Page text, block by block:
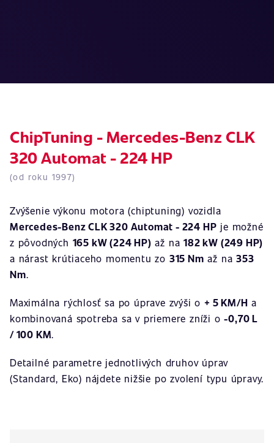
ChipTuning - Mercedes-Benz CLK
320 Automat - 224 HP
(od roku 1997)
Zvýšenie výkonu motora (chiptuning) vozidla
Mercedes-Benz CLK 320 Automat - 224 HP je možné
z pôvodných 165 kW (224 HP) až na182 kW (249 HP)
a nárast krútiaceho momentu zo 315 Nm až na353
Nm.
Maximálna rýchlosť sa po úprave zvýši o + 5 KM/H a
kombinovaná spotreba sa v priemere zníži o-0,70 L
/ 100 KM.
Detailné parametre jednotlivých druhov úprav
(Standard, Eko) nájdete nižšie po zvolení typu úpravy.